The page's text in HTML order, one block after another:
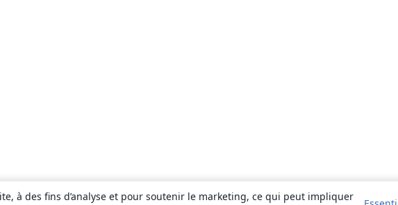
à des fins d’analyse et pour soutenir le marketing, ce qui peut impliquer